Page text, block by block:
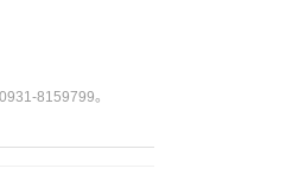
8159799。